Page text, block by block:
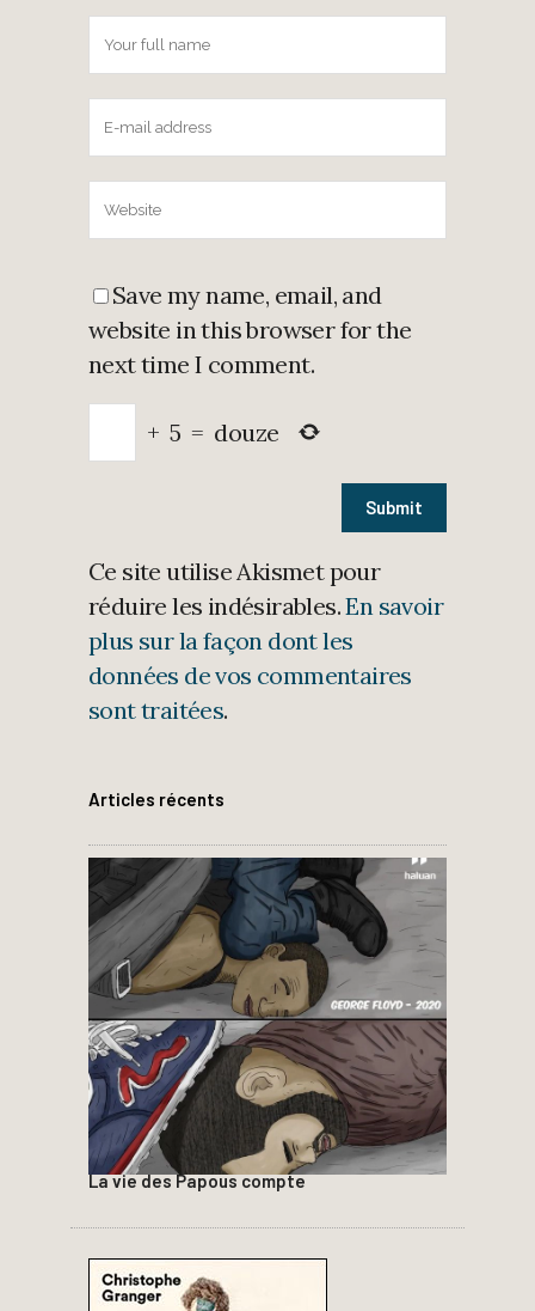
Save my name, email, and
website in this browser for the
next time I comment.
+ 5 = douze
Ce site utilise Akismet pour
réduire les indésirables.En savoir
plus sur la façon dont les
données de vos commentaires
sont traitées.
Articles récents
La vie des Papous compte